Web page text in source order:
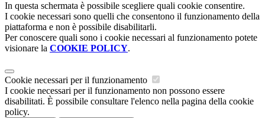
In questa schermata è possibile scegliere quali cookie consentire.
I cookie necessari sono quelli che consentono il funzionamento della
piattaforma e non è possibile disabilitarli.
Per conoscere quali sono i cookie necessari al funzionamento potete
visionare la COOKIE POLICY.
Cookie necessari per il funzionamento
I cookie necessari per il funzionamento non possono essere
disabilitati. È possibile consultare l'elenco nella pagina della cookie
policy.